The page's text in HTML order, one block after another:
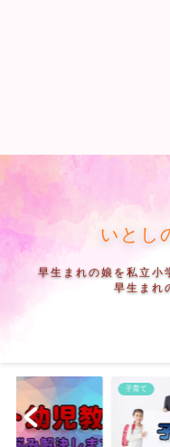
いとし
早生まれの娘を私立小
早生まれ
子育て